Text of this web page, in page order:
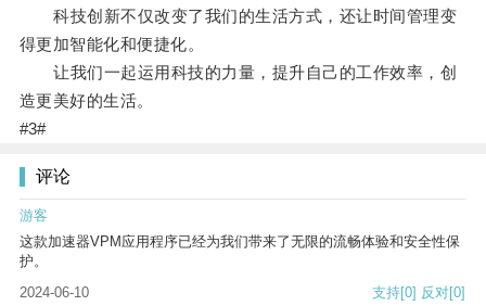
科技创新不仅改变了我们的生活方式，还让时间管理变
得更加智能化和便捷化。
让我们一起运用科技的力量，提升自己的工作效率，创
造更美好的生活。
#3#
评论
游客
这款加速器VPM应用程序已经为我们带来了无限的流畅体验和安全性保
护。
2024-06-10
支持[0] 反对[0]